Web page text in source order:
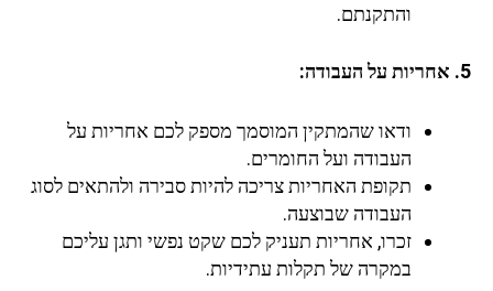
והתקנתם.
5. אחריות על העבודה:
ודאו שהמתקין המוסמך מספק לכם אחריות על
העבודה ועל החומרים.
תקופת האחריות צריכה להיות סבירה ולהתאים לסוג
העבודה שבוצעה.
זכרו, אחריות תעניק לכם שקט נפשי ותגן עליכם
במקרה של תקלות עתידיות.